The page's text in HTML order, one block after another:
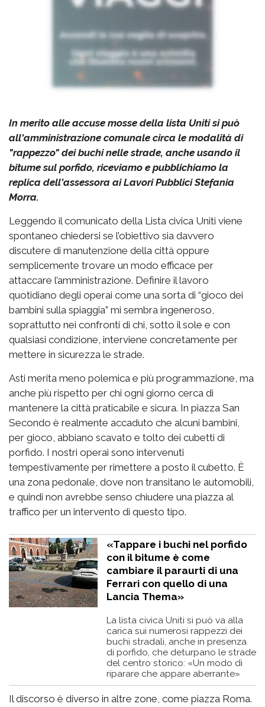
In merito alle accuse mosse della lista Uniti si può
all'amministrazione comunale circa le modalità di
"rappezzo" dei buchi nelle strade, anche usando il
bitume sul porfido, riceviamo e pubblichiamo la
replica dell'assessora ai Lavori Pubblici Stefania
Morra.
Leggendo il comunicato della Lista civica Uniti viene
spontaneo chiedersi se l’obiettivo sia davvero
discutere di manutenzione della città oppure
semplicemente trovare un modo efficace per
attaccare l’amministrazione. Definire il lavoro
quotidiano degli operai come una sorta di “gioco dei
bambini sulla spiaggia” mi sembra ingeneroso,
soprattutto nei confronti di chi, sotto il sole e con
qualsiasi condizione, interviene concretamente per
mettere in sicurezza le strade.
Asti merita meno polemica e più programmazione, ma
anche più rispetto per chi ogni giorno cerca di
mantenere la città praticabile e sicura. In piazza San
Secondo è realmente accaduto che alcuni bambini,
per gioco, abbiano scavato e tolto dei cubetti di
porfido. I nostri operai sono intervenuti
tempestivamente per rimettere a posto il cubetto. È
una zona pedonale, dove non transitano le automobili,
e quindi non avrebbe senso chiudere una piazza al
traffico per un intervento di questo tipo.
«Tappare i buchi nel porfido
con il bitume è come
cambiare il paraurti di una
Ferrari con quello di una
Lancia Thema»
La lista civica Uniti si può va alla
carica sui numerosi rappezzi dei
buchi stradali, anche in presenza
di porfido, che deturpano le strade
del centro storico: «Un modo di
riparare che appare aberrante»
Il discorso è diverso in altre zone, come piazza Roma.